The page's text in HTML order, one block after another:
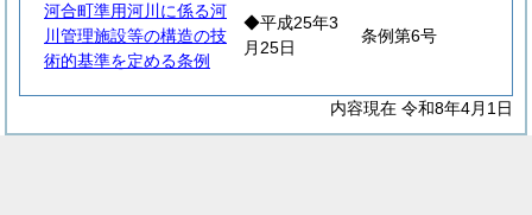
河合町準用河川に係る河
川管理施設等の構造の技
術的基準を定める条例
◆平成25年3
月25日
条例第6号
内容現在 令和8年4月1日